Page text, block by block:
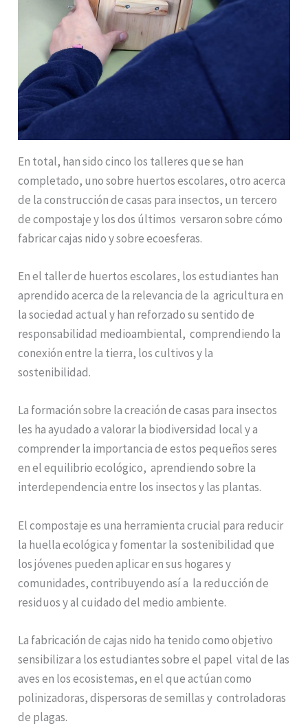
En total, han sido cinco los talleres que se han
completado, uno sobre huertos escolares, otro acerca
de la construcción de casas para insectos, un tercero
de compostaje y los dos últimos versaron sobre cómo
fabricar cajas nido y sobre ecoesferas.
En el taller de huertos escolares, los estudiantes han
aprendido acerca de la relevancia de la agricultura en
la sociedad actual y han reforzado su sentido de
responsabilidad medioambiental, comprendiendo la
conexión entre la tierra, los cultivos y la
sostenibilidad.
La formación sobre la creación de casas para insectos
les ha ayudado a valorar la biodiversidad local y a
comprender la importancia de estos pequeños seres
en el equilibrio ecológico, aprendiendo sobre la
interdependencia entre los insectos y las plantas.
El compostaje es una herramienta crucial para reducir
la huella ecológica y fomentar la sostenibilidad que
los jóvenes pueden aplicar en sus hogares y
comunidades, contribuyendo así a la reducción de
residuos y al cuidado del medio ambiente.
La fabricación de cajas nido ha tenido como objetivo
sensibilizar a los estudiantes sobre el papel vital de las
aves en los ecosistemas, en el que actúan como
polinizadoras, dispersoras de semillas y controladoras
de plagas.